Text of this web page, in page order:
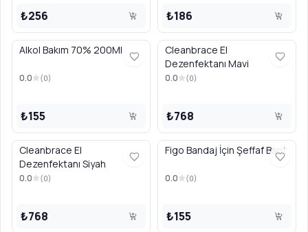
₺256 ₺186
Alkol Bakım 70% 200Ml
0.0 (0)
₺155
Cleanbrace El
Dezenfektanı Mavi
0.0 (0)
₺768
Cleanbrace El
Dezenfektanı Siyah
0.0 (0)
₺768
Figo Bandaj İçin Şeffaf Bant
0.0 (0)
₺155